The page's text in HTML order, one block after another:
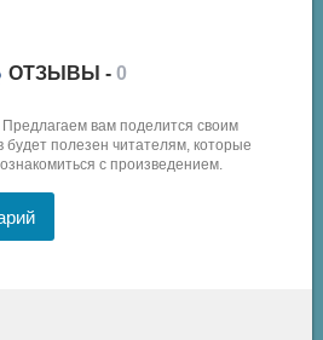
ОТЗЫВЫ - 0
вам поделится своим
полезен читателям, которые
с произведением.